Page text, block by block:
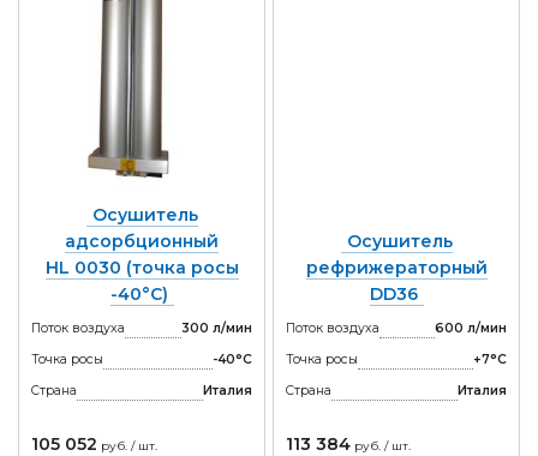
Осушитель
адсорбционный
HL 0030 (точка росы
-40°С)
Поток воздуха
300 л/мин
Точка росы
-40°С
Страна
Италия
105 052 руб. / шт.
Осушитель
рефрижераторный
DD36
Поток воздуха
600 л/мин
Точка росы
+7°С
Страна
Италия
113 384 руб. / шт.